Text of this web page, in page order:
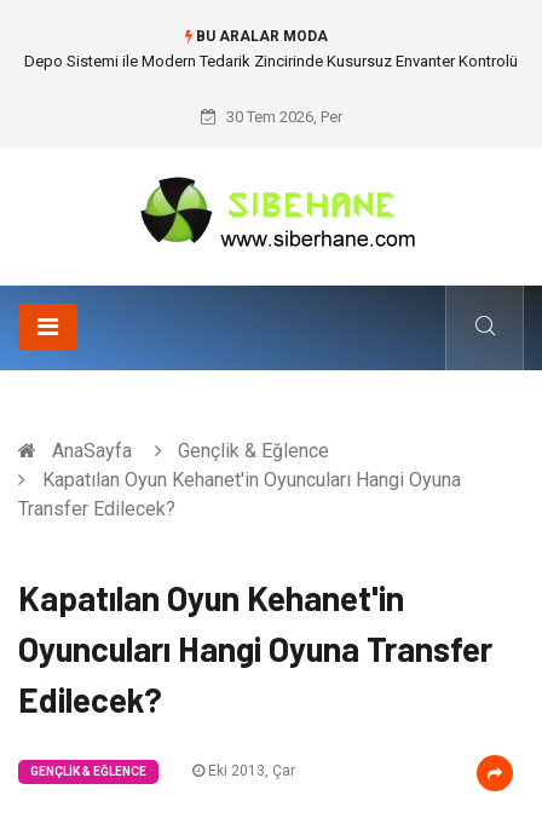
BU ARALAR MODA
Akrilik Boyama Seti ile Evinizde Dijitalden Uzak Bir Deşarj Alanı Tasarlayın
30 Tem 2026, Per
AnaSayfa
Gençlik & Eğlence
Kapatılan Oyun Kehanet'in Oyuncuları Hangi Oyuna
Transfer Edilecek?
Kapatılan Oyun Kehanet'in
Oyuncuları Hangi Oyuna Transfer
Edilecek?
GENÇLIK & EĞLENCE Eki 2013, Çar